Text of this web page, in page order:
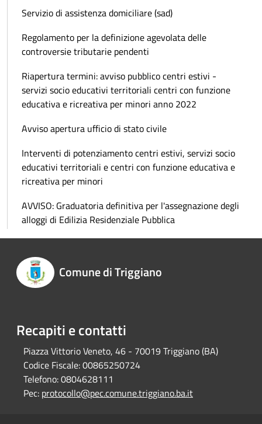
Servizio di assistenza domiciliare (sad)
Regolamento per la definizione agevolata delle
controversie tributarie pendenti
Riapertura termini: avviso pubblico centri estivi -
servizi socio educativi territoriali centri con funzione
educativa e ricreativa per minori anno 2022
Avviso apertura ufficio di stato civile
Interventi di potenziamento centri estivi, servizi socio
educativi territoriali e centri con funzione educativa e
ricreativa per minori
AVVISO: Graduatoria definitiva per l'assegnazione degli
alloggi di Edilizia Residenziale Pubblica
Comune di Triggiano
Recapiti e contatti
Piazza Vittorio Veneto, 46 - 70019 Triggiano (BA)
Codice Fiscale:00865250724
Telefono:0804628111
Pec: protocollo@pec.comune.triggiano.ba.it